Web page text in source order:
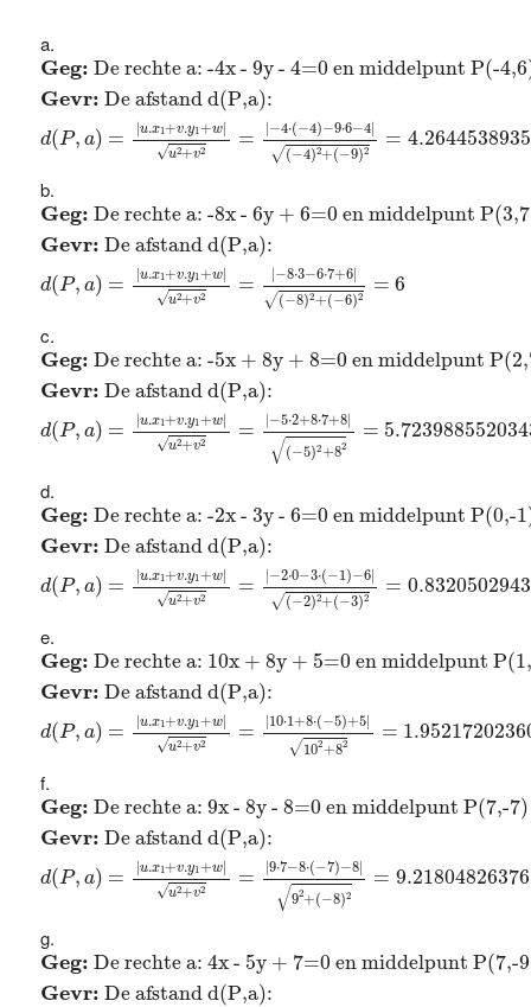
Geg: De rechte a: -4x - 9y - 4=0 en middelpunt P(-
Gevr: De afstand d(P,a):
d(P, a) = |u.x1+v.y1+w|
√u2+v2 = |−4⋅(−4)−9⋅6−4|
√(−4)2+(−9)2 =
Geg: De rechte a: -4x - 9y - 4=0 en middelpunt P(-
Geg: De rechte a: -8x - 6y + 6=0 en middelpunt
Gevr: De afstand d(P,a):
d(P, a) = |u.x1+v.y1+w|
√u2+v2 = |−8⋅3−6⋅7+6|
√(−8)2+(−6)2 = 6
Geg: De rechte a: -8x - 6y + 6=0 en middelpunt
Geg: De rechte a: -5x + 8y + 8=0 en middelpunt
Gevr: De afstand d(P,a):
d(P, a) = |u.x1+v.y1+w|
√u2+v2 = |−5⋅2+8⋅7+8|
√(−5)2+82
=
Geg: De rechte a: -5x + 8y + 8=0 en middelpunt
Geg: De rechte a: -2x - 3y - 6=0 en middelpunt P(0,-
Gevr: De afstand d(P,a):
d(P, a) = |u.x1+v.y1+w|
√u2+v2 = |−2⋅0−3⋅(−1 )−6|
√(−2)2+(−3)2 =
Geg: De rechte a: -2x - 3y - 6=0 en middelpunt
Geg: De rechte a: 10x + 8y + 5=0 en middelpunt
Gevr: De afstand d(P,a):
d(P, a) = |u.x1+v.y1+w|
√u2+v2 = |10⋅1+8⋅(−5)+5|
√102+82 =
Geg: De rechte a: 10x + 8y + 5=0 en middelpunt
Geg: De rechte a: 9x - 8y - 8=0 en middelpunt P(7,-7)
Gevr: De afstand d(P,a):
d(P, a) = |u.x1+v.y1+w|
√u2+v2 = |9⋅7−8⋅(−7)−8|
√92+(−8)2
=
Geg: De rechte a: 9x - 8y - 8=0 en middelpunt P(7,-
Geg: De rechte a: 4x - 5y + 7=0 en middelpunt P(7,-
Gevr: De afstand d(P,a):
Geg: De rechte a: 4x - 5y + 7=0 en middelpunt